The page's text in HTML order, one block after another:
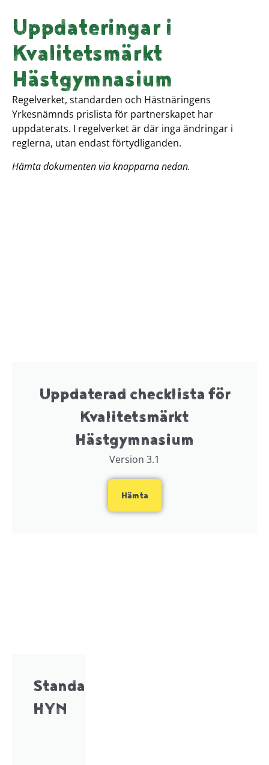
Uppdateringar i
Kvalitetsmärkt
Hästgymnasium
Regelverket, standarden och Hästnäringens
Yrkesnämnds prislista för partnerskapet har
uppdaterats. I regelverket är där inga ändringar i
reglerna, utan endast förtydliganden.
Hämta dokumenten via knapparna nedan.
Uppdaterad checklista för
Kvalitetsmärkt
Hästgymnasium
Version 3.1
Hämta
Standard
HYN